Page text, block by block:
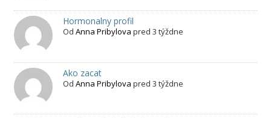
Hormonalny profil
Od Anna Pribylova pred 3 týždne
Ako zacat
Od Anna Pribylova pred 3 týždne